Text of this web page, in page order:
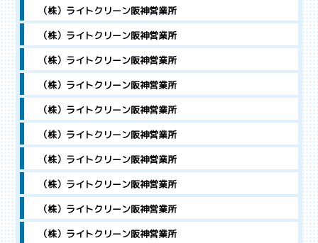
（株）ライトクリーン阪神営業所
（株）ライトクリーン阪神営業所
（株）ライトクリーン阪神営業所
（株）ライトクリーン阪神営業所
（株）ライトクリーン阪神営業所
（株）ライトクリーン阪神営業所
（株）ライトクリーン阪神営業所
（株）ライトクリーン阪神営業所
（株）ライトクリーン阪神営業所
（株）ライトクリーン阪神営業所